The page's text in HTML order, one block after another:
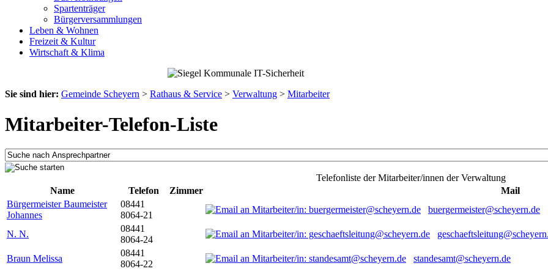
Spartenträger
Bürgerversammlungen
Leben & Wohnen
Freizeit & Kultur
Wirtschaft & Klima
Sie sind hier: Gemeinde Scheyern > Rathaus & Service > Verwaltung > Mitarbeiter
Mitarbeiter-Telefon-Liste
Telefonliste der Mitarbeiter/innen der Verwaltung
Name
Telefon Zimmer
Mail
Bürgermeister Baumeister
Johannes
08441
8064-21
buergermeister@scheyern.de
N. N.
08441
8064-24
Braun Melissa
08441
8064-22
standesamt@scheyern.de